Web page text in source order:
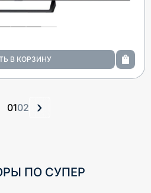
0102 ›
ПО СУПЕР